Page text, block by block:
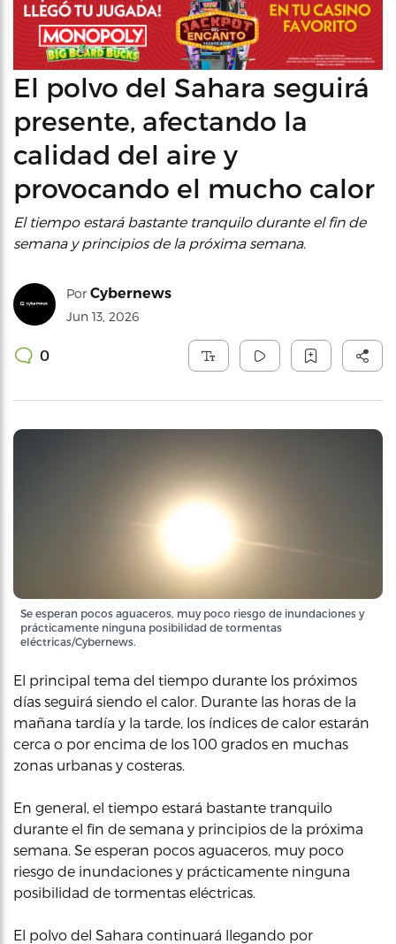
El polvo del Sahara seguirá
presente, afectando la
calidad del aire y
provocando el mucho calor
El tiempo estará bastante tranquilo durante el fin de
semana y principios de la próxima semana.
Por Cybernews
Jun 13, 2026
0
Se esperan pocos aguaceros, muy poco riesgo de inundaciones y
prácticamente ninguna posibilidad de tormentas
eléctricas/Cybernews.
El principal tema del tiempo durante los próximos
días seguirá siendo el calor. Durante las horas de la
mañana tardía y la tarde, los índices de calor estarán
cerca o por encima de los 100 grados en muchas
zonas urbanas y costeras.
En general, el tiempo estará bastante tranquilo
durante el fin de semana y principios de la próxima
semana. Se esperan pocos aguaceros, muy poco
riesgo de inundaciones y prácticamente ninguna
posibilidad de tormentas eléctricas.
El polvo del Sahara continuará llegando por